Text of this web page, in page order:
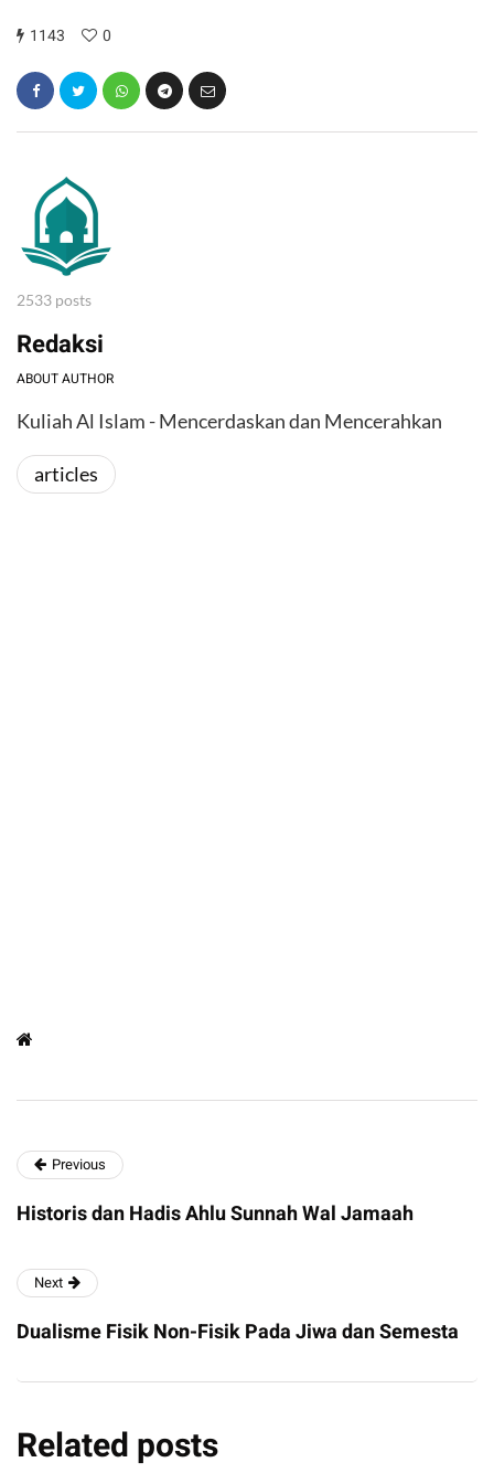
1143 0
2533 posts
Redaksi
ABOUT AUTHOR
Kuliah Al Islam - Mencerdaskan dan Mencerahkan
articles
Previous
Historis dan Hadis Ahlu Sunnah Wal Jamaah
Next
Dualisme Fisik Non-Fisik Pada Jiwa dan Semesta
Related posts